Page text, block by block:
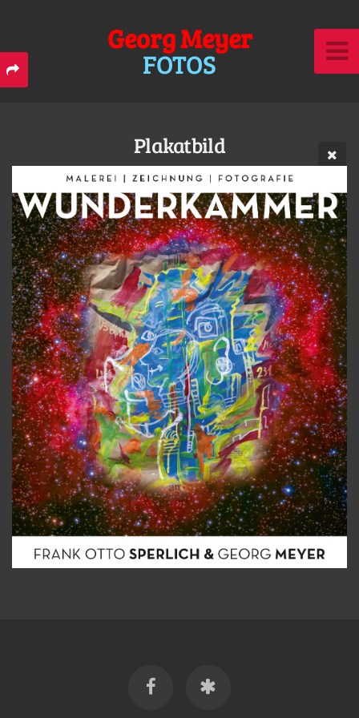
Georg Meyer
FOTOS
Plakatbild